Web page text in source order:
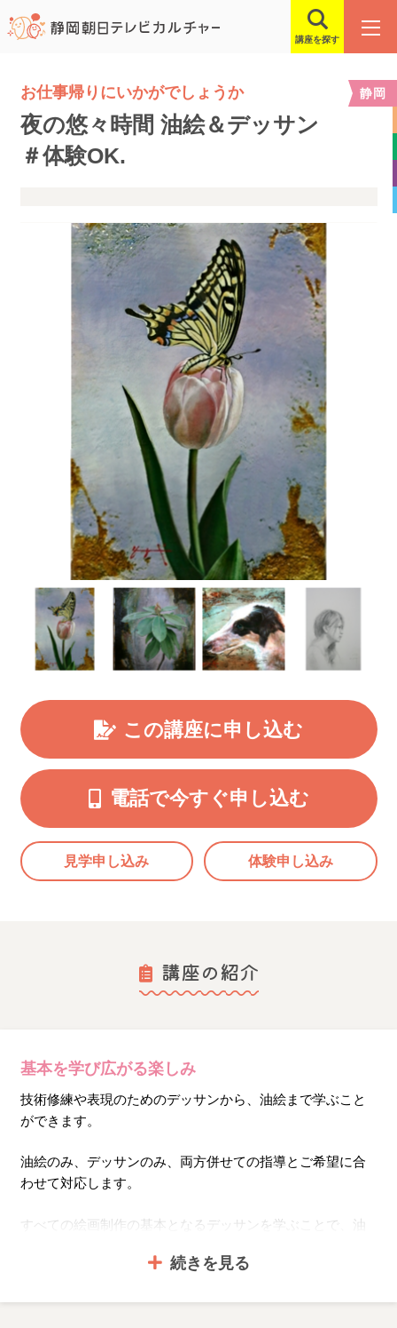
講座を探す
静岡
お仕事帰りにいかがでしょうか
夜の悠々時間 油絵＆デッサン
＃体験OK.
この講座に申し込む
電話で今すぐ申し込む
見学申し込み 体験申し込み
講座の紹介
基本を学び広がる楽しみ
技術修練や表現のためのデッサンから、油絵まで学ぶこと
ができます。
油絵のみ、デッサンのみ、両方併せての指導とご希望に合
わせて対応します。
すべての絵画制作の基本となるデッサンを学ぶことで、油
続きを見る